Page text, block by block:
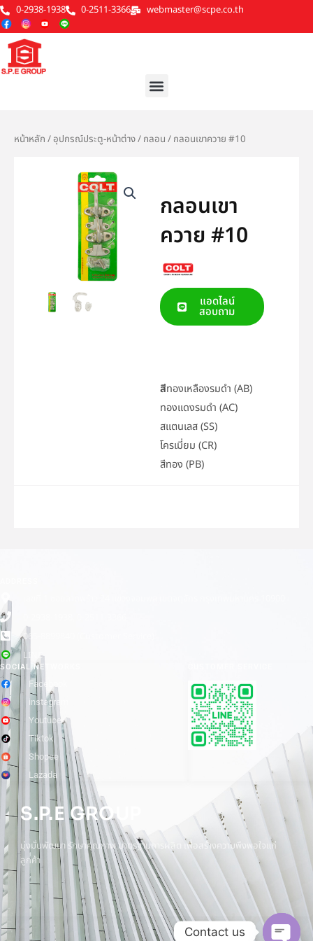
Skip
to
content
0-2938-1938 0-2511-3366 webmaster@scpe.co.th
Menu
หน้าหลัก / อุปกรณ์ประตู-หน้าต่าง/ กลอน / กลอนเขาควาย #10
กลอนเขา
ควาย #10
แอดไลน์
สอบถาม
สีทองเหลืองรมดำ (AB)
ทองแดงรมดำ (AC)
สแตนเลส (SS)
โครเมี่ยม (CR)
สีทอง (PB)
065-8899840 (Customer Service)
LINE
SOCIAL NETWORKS
Facebook
instagram
Youtube
Tiktok
Shopee
Lazada
S.P.E GROUP
มุ่งมั่นพัฒนา รักษาคุณภาพ มาตรฐานการผลิต เพื่อสร้างความพึงพอใจแก่
ลูกค้า
Contact us